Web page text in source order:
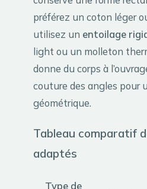
préférez un coton léger
utilisez un entoilage
light ou un molleton
donne du corps à
couture des angles pour
géométrique.
Tableau comparatif
adaptés
Type de